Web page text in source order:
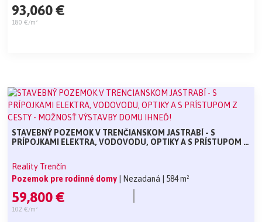
93,060 €
180 €/m²
STAVEBNÝ POZEMOK V TRENČIANSKOM JASTRABÍ - S
PRÍPOJKAMI ELEKTRA, VODOVODU, OPTIKY A S PRÍSTUPOM Z
Reality Trenčín
Pozemok pre rodinné domy
| Nezadaná | 584 m²
59,800 €
102 €/m²